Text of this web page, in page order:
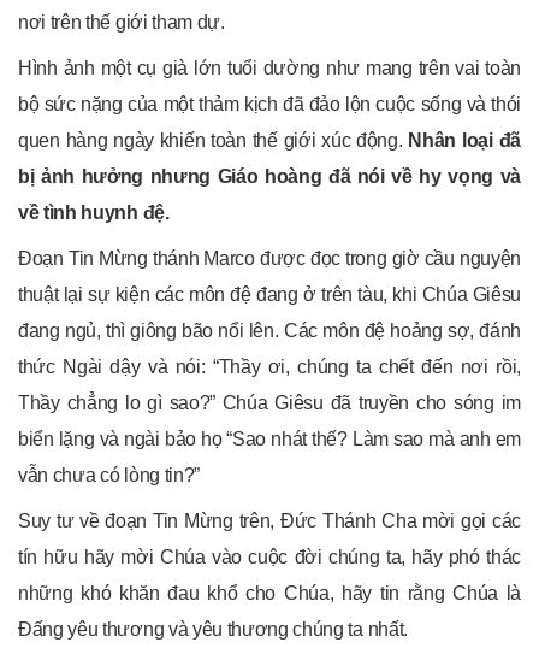
nơi trên thế giới tham dự.
Hình ảnh một cụ già lớn tuổi dường như mang trên vai toàn
bộ sức nặng của một thảm kịch đã đảo lộn cuộc sống và thói
quen hàng ngày khiến toàn thế giới xúc động. Nhân loại đã
bị ảnh hưởng nhưng Giáo hoàng đã nói về hy vọng và
về tình huynh đệ.
Đoạn Tin Mừng thánh Marco được đọc trong giờ cầu nguyện
thuật lại sự kiện các môn đệ đang ở trên tàu, khi Chúa Giêsu
đang ngủ, thì giông bão nổi lên. Các môn đệ hoảng sợ, đánh
thức Ngài dậy và nói: “Thầy ơi, chúng ta chết đến nơi rồi,
Thầy chẳng lo gì sao?” Chúa Giêsu đã truyền cho sóng im
biển lặng và ngài bảo họ “Sao nhát thế? Làm sao mà anh em
vẫn chưa có lòng tin?”
Suy tư về đoạn Tin Mừng trên, Đức Thánh Cha mời gọi các
tín hữu hãy mời Chúa vào cuộc đời chúng ta, hãy phó thác
những khó khăn đau khổ cho Chúa, hãy tin rằng Chúa là
Đấng yêu thương và yêu thương chúng ta nhất.